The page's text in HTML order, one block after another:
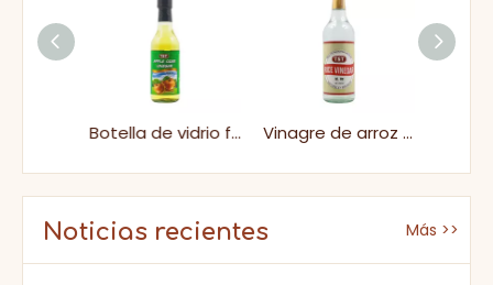
Botella de vidrio fermentada de vinagre de sidra de manzana afrutado Vinagre de arroz blanco
Noticias recientes Más >>